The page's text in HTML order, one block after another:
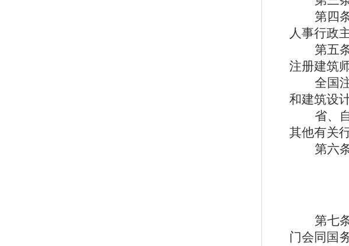
第四
人事行政
第五
注册建筑
全国
和建筑设
省、
其他有关
第六
第七
门会同国